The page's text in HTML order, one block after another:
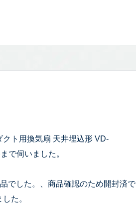
ト用換気扇 天井埋込形 VD-
で伺いました。
でした。、商品確認のため開封済で
た。